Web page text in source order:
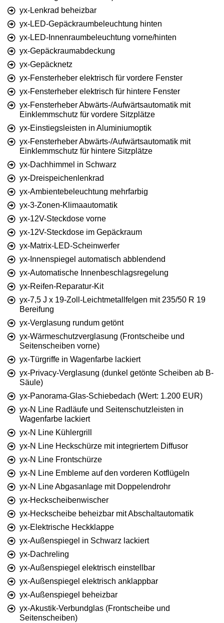
yx-Lenkrad beheizbar
yx-LED-Gepäckraumbeleuchtung hinten
yx-LED-Innenraumbeleuchtung vorne/hinten
yx-Gepäckraumabdeckung
yx-Gepäcknetz
yx-Fensterheber elektrisch für vordere Fenster
yx-Fensterheber elektrisch für hintere Fenster
yx-Fensterheber Abwärts-/Aufwärtsautomatik mit
Einklemmschutz für vordere Sitzplätze
yx-Einstiegsleisten in Aluminiumoptik
yx-Fensterheber Abwärts-/Aufwärtsautomatik mit
Einklemmschutz für hintere Sitzplätze
yx-Dachhimmel in Schwarz
yx-Dreispeichenlenkrad
yx-Ambientebeleuchtung mehrfarbig
yx-3-Zonen-Klimaautomatik
yx-12V-Steckdose vorne
yx-12V-Steckdose im Gepäckraum
yx-Matrix-LED-Scheinwerfer
yx-Innenspiegel automatisch abblendend
yx-Automatische Innenbeschlagsregelung
yx-Reifen-Reparatur-Kit
yx-7,5 J x 19-Zoll-Leichtmetallfelgen mit 235/50 R 19
Bereifung
yx-Verglasung rundum getönt
yx-Wärmeschutzverglasung (Frontscheibe und
Seitenscheiben vorne)
yx-Türgriffe in Wagenfarbe lackiert
yx-Privacy-Verglasung (dunkel getönte Scheiben ab B-
Säule)
yx-Panorama-Glas-Schiebedach (Wert: 1.200 EUR)
yx-N Line Radläufe und Seitenschutzleisten in
Wagenfarbe lackiert
yx-N Line Kühlergrill
yx-N Line Heckschürze mit integriertem Diffusor
yx-N Line Frontschürze
yx-N Line Embleme auf den vorderen Kotflügeln
yx-N Line Abgasanlage mit Doppelendrohr
yx-Heckscheibenwischer
yx-Heckscheibe beheizbar mit Abschaltautomatik
yx-Elektrische Heckklappe
yx-Außenspiegel in Schwarz lackiert
yx-Dachreling
yx-Außenspiegel elektrisch einstellbar
yx-Außenspiegel elektrisch anklappbar
yx-Außenspiegel beheizbar
yx-Akustik-Verbundglas (Frontscheibe und
Seitenscheiben)